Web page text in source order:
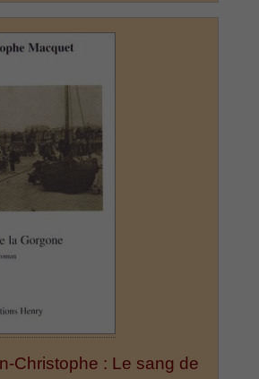
Christophe : Le sang de